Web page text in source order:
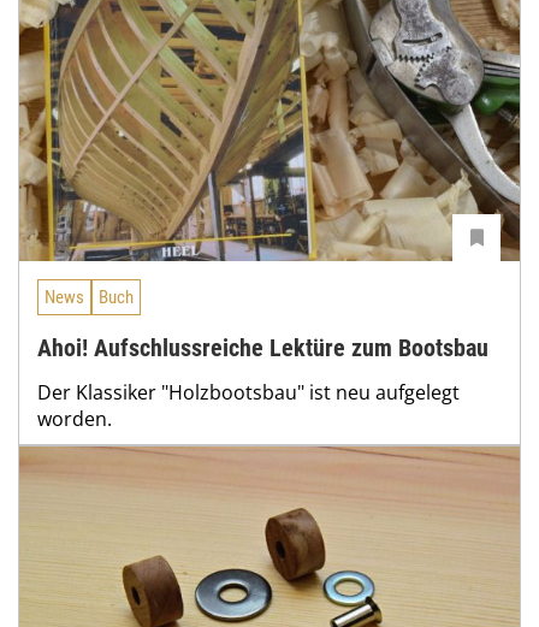
News Buch
Ahoi! Aufschlussreiche Lektüre zum Bootsbau
Der Klassiker "Holzbootsbau" ist neu aufgelegt
worden.